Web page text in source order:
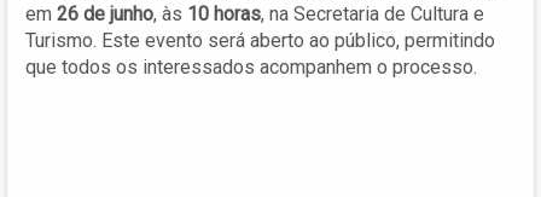
em 26 de junho, às 10 horas, na Secretaria de Cultura e
Turismo. Este evento será aberto ao público, permitindo
que todos os interessados acompanhem o processo.